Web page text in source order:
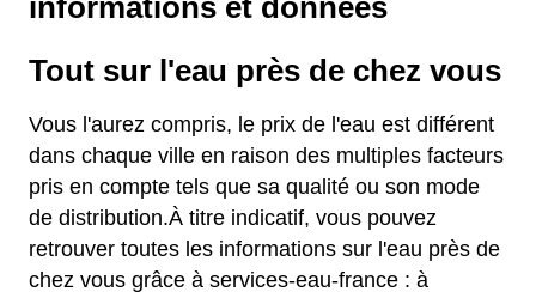
informations et données
Tout sur l'eau près de chez vous
Vous l'aurez compris, le prix de l'eau est différent
dans chaque ville en raison des multiples facteurs
pris en compte tels que sa qualité ou son mode
de distribution.À titre indicatif, vous pouvez
retrouver toutes les informations sur l'eau près de
chez vous grâce à services-eau-france : à